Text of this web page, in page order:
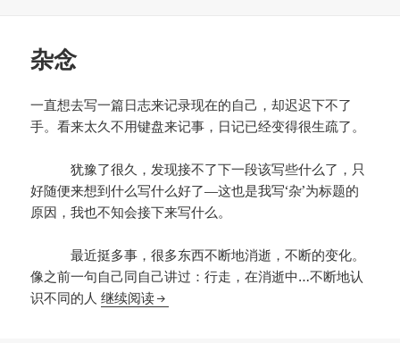
杂念
一直想去写一篇日志来记录现在的自己，却迟迟下不了
手。看来太久不用键盘来记事，日记已经变得很生疏了。
犹豫了很久，发现接不了下一段该写些什么了，只
好随便来想到什么写什么好了—这也是我写‘杂’为标题的
原因，我也不知会接下来写什么。
最近挺多事，很多东西不断地消逝，不断的变化。
像之前一句自己同自己讲过：行走，在消逝中…不断地认
识不同的人继续阅读杂念